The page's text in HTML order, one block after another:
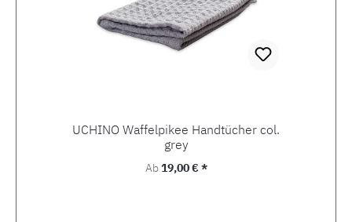
UCHINO Waffelpikee Handtücher col.
grey
Regulärer Preis:
Ab19,00 € *